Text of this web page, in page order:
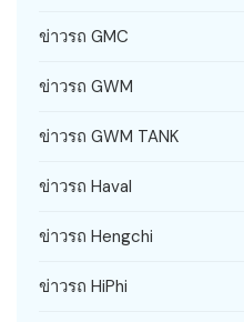
ข่าวรถ GMC
ข่าวรถ GWM
ข่าวรถ GWM TANK
ข่าวรถ Haval
ข่าวรถ Hengchi
ข่าวรถ HiPhi